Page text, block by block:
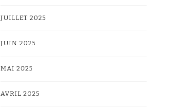
JUILLET 2025
JUIN 2025
MAI 2025
AVRIL 2025